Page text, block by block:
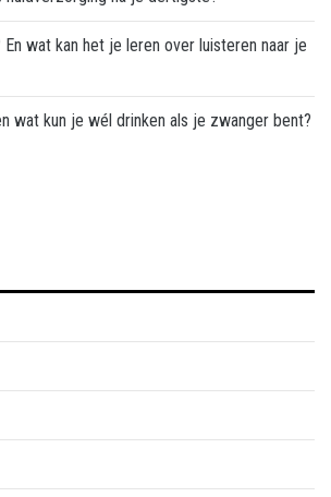
wat kan het je leren over luisteren naar je
wat kun je wél drinken als je zwanger bent?